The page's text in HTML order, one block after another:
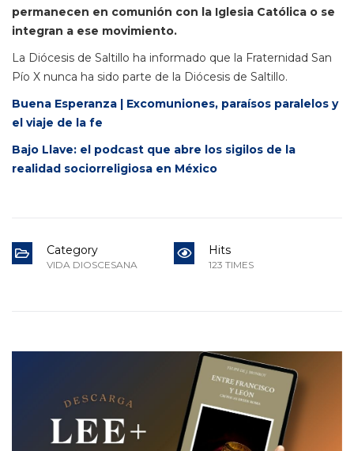
permanecen en comunión con la Iglesia Católica o se
integran a ese movimiento.
La Diócesis de Saltillo ha informado que la Fraternidad San
Pío X nunca ha sido parte de la Diócesis de Saltillo.
Buena Esperanza | Excomuniones, paraísos paralelos y
el viaje de la fe
Bajo Llave: el podcast que abre los sigilos de la
realidad sociorreligiosa en México
Category
VIDA DIOSCESANA
Hits
123 TIMES